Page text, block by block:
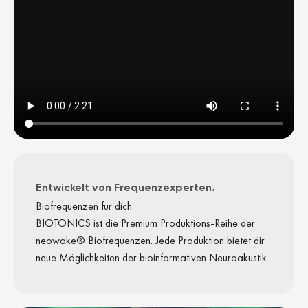
Entwickelt von Frequenzexperten.
Biofrequenzen für dich.
BIOTONICS ist die Premium Produktions-Reihe der
neowake® Biofrequenzen. Jede Produktion bietet dir
neue Möglichkeiten der bioinformativen Neuroakustik.